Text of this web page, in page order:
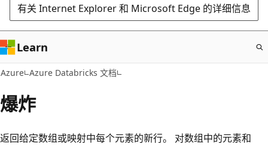
有关 Internet Explorer 和 Microsoft Edge 的详细信息
Learn
Azure Azure Databricks 文档
爆炸
返回给定数组或映射中每个元素的新行。 对数组中的元素和